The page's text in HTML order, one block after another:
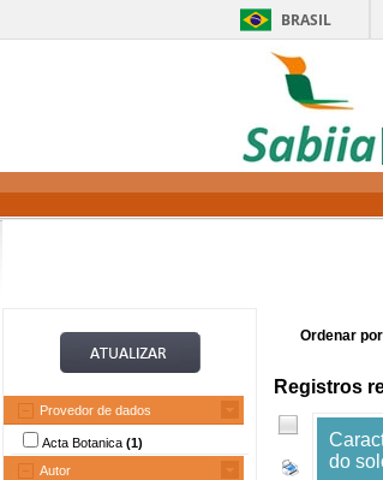
BRASIL
Provedor de dados
Acta Botanica (1)
Autor
Ordenar
Registros
do